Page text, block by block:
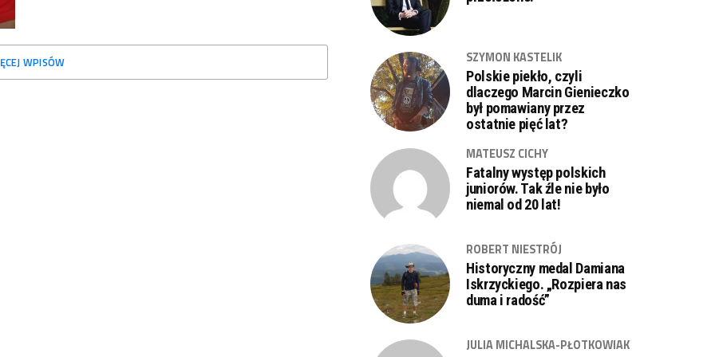
WPISÓW SZYMON KASTELIK
Polskie piekło, czyli
dlaczego Marcin Gienieczko
był pomawiany przez
ostatnie pięć lat?
MATEUSZ CICHY
Fatalny występ polskich
juniorów. Tak źle nie było
niemal od 20 lat!
ROBERT NIESTRÓJ
Historyczny medal Damiana
Iskrzyckiego. „Rozpiera nas
duma i radość”
JULIA MICHALSKA-PŁOTKOWIAK